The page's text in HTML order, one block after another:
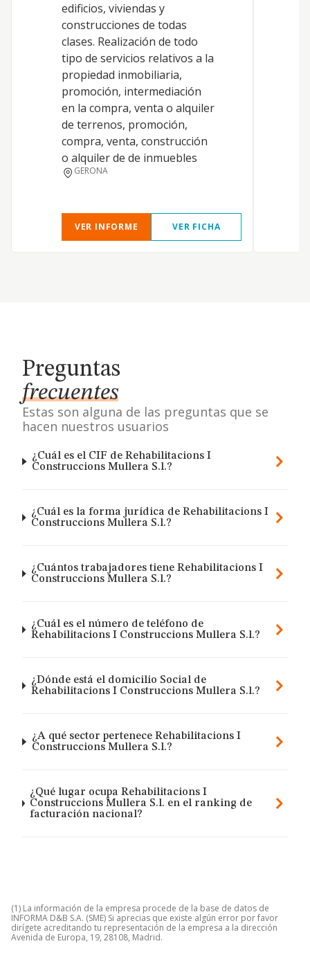
edificios, viviendas y
construcciones de todas
clases. Realización de todo
tipo de servicios relativos a la
propiedad inmobiliaria,
promoción, intermediación
en la compra, venta o alquiler
de terrenos, promoción,
compra, venta, construcción
o alquiler de de inmuebles
GERONA
VER INFORME VER FICHA
Preguntas
frecuentes
Estas son alguna de las preguntas que se
hacen nuestros usuarios
¿Cuál es el CIF de Rehabilitacions I
Construccions Mullera S.l.?
¿Cuál es la forma jurídica de Rehabilitacions I
Construccions Mullera S.l.?
¿Cuántos trabajadores tiene Rehabilitacions I
Construccions Mullera S.l.?
¿Cuál es el número de teléfono de
Rehabilitacions I Construccions Mullera S.l.?
¿Dónde está el domicilio Social de
Rehabilitacions I Construccions Mullera S.l.?
¿A qué sector pertenece Rehabilitacions I
Construccions Mullera S.l.?
¿Qué lugar ocupa Rehabilitacions I
Construccions Mullera S.l. en el ranking de
facturación nacional?
(1) La información de la empresa procede de la base de datos de
INFORMA D&B S.A. (SME) Si aprecias que existe algún error por favor
dirígete acreditando tu representación de la empresa a la dirección
Avenida de Europa, 19, 28108, Madrid.